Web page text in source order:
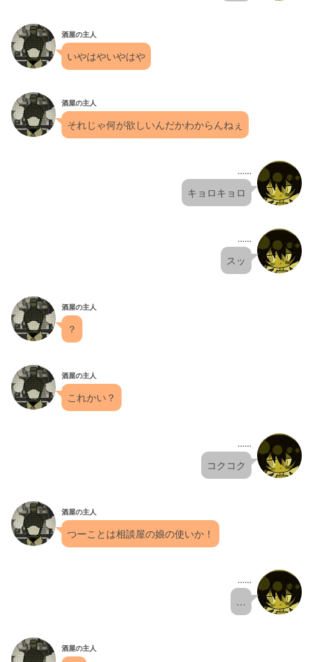
酒屋の主人
いやはやいやはや
酒屋の主人
それじゃ何が欲しいんだかわからんねぇ
……
キョロキョロ
……
スッ
酒屋の主人
？
酒屋の主人
これかい？
……
コクコク
酒屋の主人
つーことは相談屋の娘の使いか！
……
…
酒屋の主人